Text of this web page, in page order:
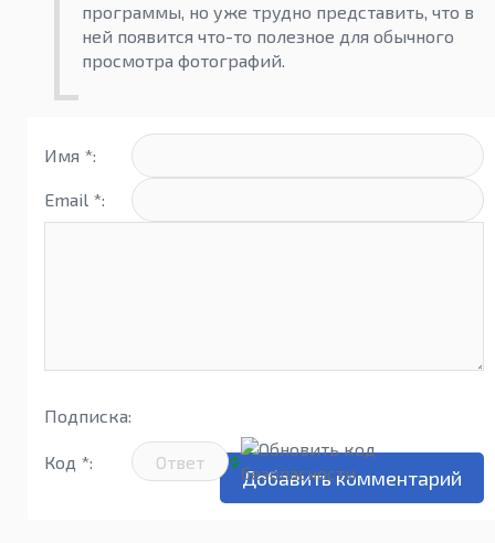
программы, но уже трудно представить, что в
ней появится что-то полезное для обычного
просмотра фотографий.
Имя *:
Email *:
Подписка:
Код *: